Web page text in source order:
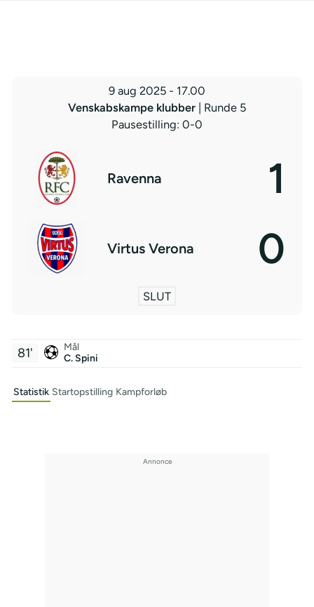
9 aug 2025 - 17.00
Venskabskampe klubber
| Runde 5
Pausestilling: 0-0
Ravenna 1
Virtus Verona 0
SLUT
Mål
C. Spini
81'
Statistik Startopstilling Kampforløb